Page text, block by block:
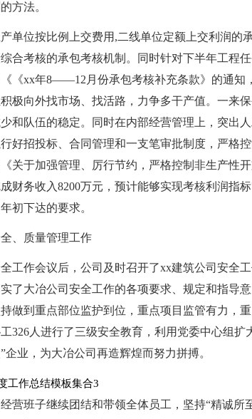
方法。
单位按比例上交费用,二线单位定额上交利润的
合考核的承包考核机制。同时针对下半年工程
《xx年8——12月份承包考核补充条款》的通知
极向外找市场、找活路，力争多干产值。一来
和队伍的稳定。同时在内部经营管理上，突出
好招投标、合同管理和一支笔审批制度，严格
关于加强管理、厉行节约，严格控制非生产性
财务收入8200万元，预计能够实现考核利润指
初下达的要求。
、质量管理工作
工作会议后，公司及时召开了xx建筑公司安全
了大冶公司安全工作的各项要求、规定和指导
做到重点部位监护到位，重点项目监管有力，
326人进行了三级安全教育，利用党委中心组扩
”企业，为大冶公司再造辉煌而努力拼搏。
工作总结模板集合3
营班子继续团结和带领全体员工，坚持“精诚所